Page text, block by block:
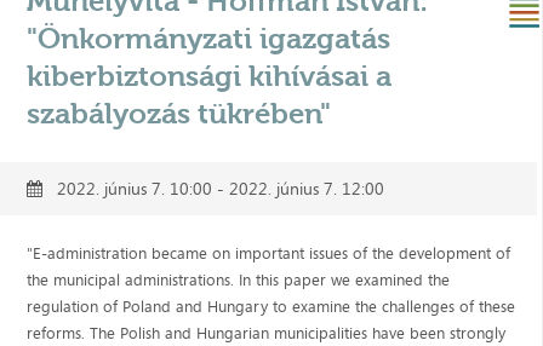
"Önkormányzati igazgatás
kiberbiztonsági kihívásai a
szabályozás tükrében"
2022. június 7. 10:00 - 2022. június 7. 12:00
"E-administration became on important issues of the development of
the municipal administrations. In this paper we examined the
regulation of Poland and Hungary to examine the challenges of these
reforms. The Polish and Hungarian municipalities have been strongly